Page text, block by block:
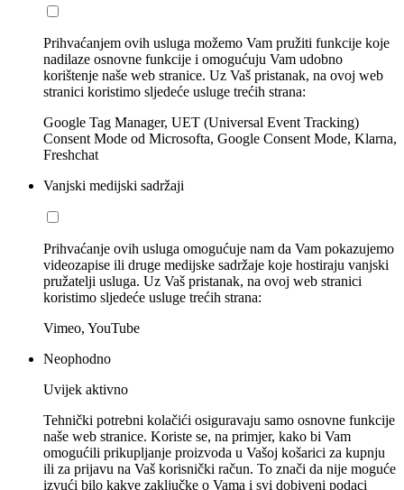
Prihvaćanjem ovih usluga možemo Vam pružiti funkcije koje
nadilaze osnovne funkcije i omogućuju Vam udobno
korištenje naše web stranice. Uz Vaš pristanak, na ovoj web
stranici koristimo sljedeće usluge trećih strana:
Google Tag Manager, UET (Universal Event Tracking)
Consent Mode od Microsofta, Google Consent Mode, Klarna,
Freshchat
Vanjski medijski sadržaji
Prihvaćanje ovih usluga omogućuje nam da Vam pokazujemo
videozapise ili druge medijske sadržaje koje hostiraju vanjski
pružatelji usluga. Uz Vaš pristanak, na ovoj web stranici
koristimo sljedeće usluge trećih strana:
Vimeo, YouTube
Neophodno
Uvijek aktivno
Tehnički potrebni kolačići osiguravaju samo osnovne funkcije
naše web stranice. Koriste se, na primjer, kako bi Vam
omogućili prikupljanje proizvoda u Vašoj košarici za kupnju
ili za prijavu na Vaš korisnički račun. To znači da nije moguće
izvući bilo kakve zaključke o Vama i svi dobiveni podaci